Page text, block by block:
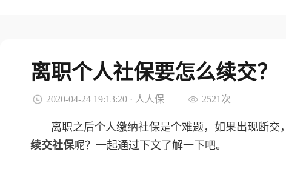
离职个人社保要怎么续交？
2020-04-24 19:13:20 · 人人保 2521次
离职之后个人缴纳社保是个难题，如果出现断
续交社保呢？一起通过下文了解一下吧。